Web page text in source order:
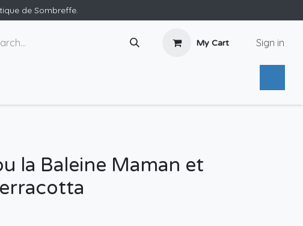
de Sombreffe.
My Cart Sign in
la Baleine Maman et